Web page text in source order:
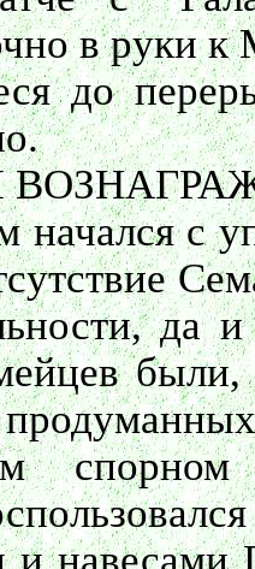
в руки к
до
начался с
были,
навесами